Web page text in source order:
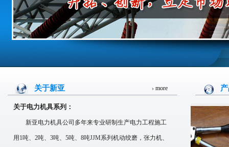
关于新亚 more 产
关于电力机具系列：
新亚电力机具公司多年来专业研制生产电力工程施工
用1吨、2吨、3吨、5吨、8吨JJM系列机动绞磨，张力机、